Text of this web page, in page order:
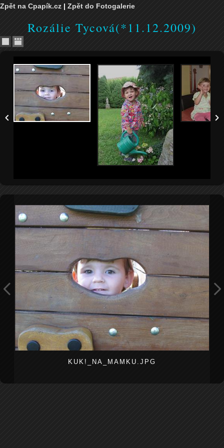
Zpět na Cpapík.cz | Zpět do Fotogalerie
Rozálie Tycová(*11.12.2009)
KUK!_NA_MAMKU.JPG